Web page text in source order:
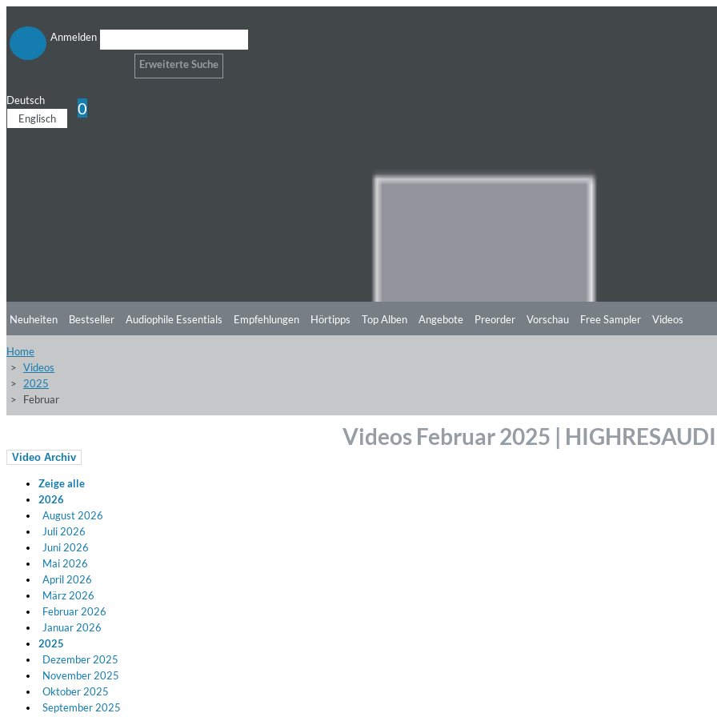
Anmelden
Erweiterte Suche
Deutsch
Englisch
0
Neuheiten Bestseller Audiophile Essentials Empfehlungen Hörtipps Top Alben Angebote Preorder Vorschau Free Sampler Videos
Home
Videos
2025
Februar
Videos Februar 2025 |
Video Archiv
Zeige alle
2026
August 2026
Juli 2026
Juni 2026
Mai 2026
April 2026
März 2026
Februar 2026
Januar 2026
2025
Dezember 2025
November 2025
Oktober 2025
September 2025